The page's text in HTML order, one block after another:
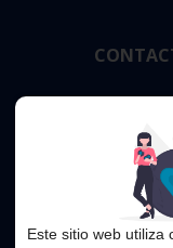
Este sitio web utiliza